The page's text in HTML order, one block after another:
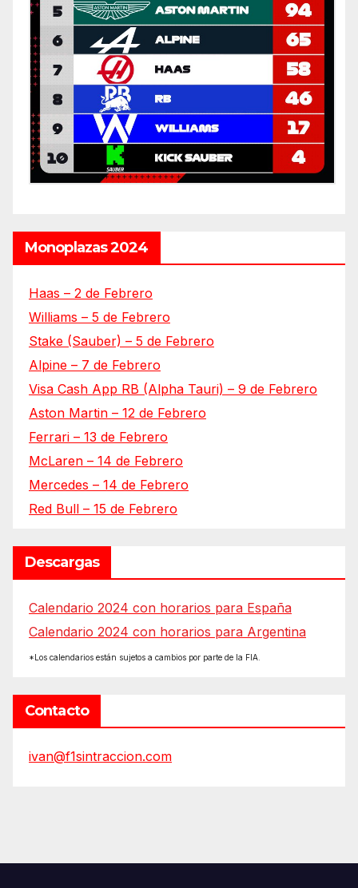
Monoplazas 2024
Haas – 2 de Febrero
Williams – 5 de Febrero
Stake (Sauber) – 5 de Febrero
Alpine – 7 de Febrero
Visa Cash App RB (Alpha Tauri) – 9 de Febrero
Aston Martin – 12 de Febrero
Ferrari – 13 de Febrero
McLaren – 14 de Febrero
Mercedes – 14 de Febrero
Red Bull – 15 de Febrero
Descargas
Calendario 2024 con horarios para España
Calendario 2024 con horarios para Argentina
*Los calendarios están sujetos a cambios por parte de la FIA.
Contacto
ivan@f1sintraccion.com